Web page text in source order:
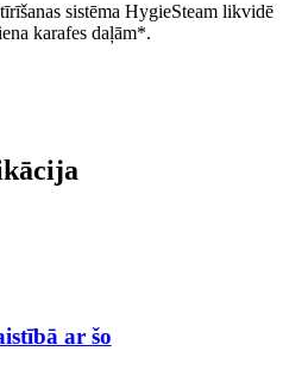
sistēma HygieSteam likvidē
karafes daļām*.
ar šo